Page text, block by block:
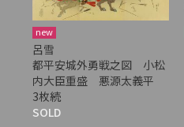
new
呂雪
都平安城外勇戦之図 小松
内大臣重盛 悪源太義平
3枚続
SOLD